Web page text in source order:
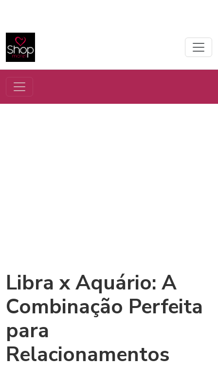
Libra x Aquário: A
Combinação Perfeita
para
Relacionamentos